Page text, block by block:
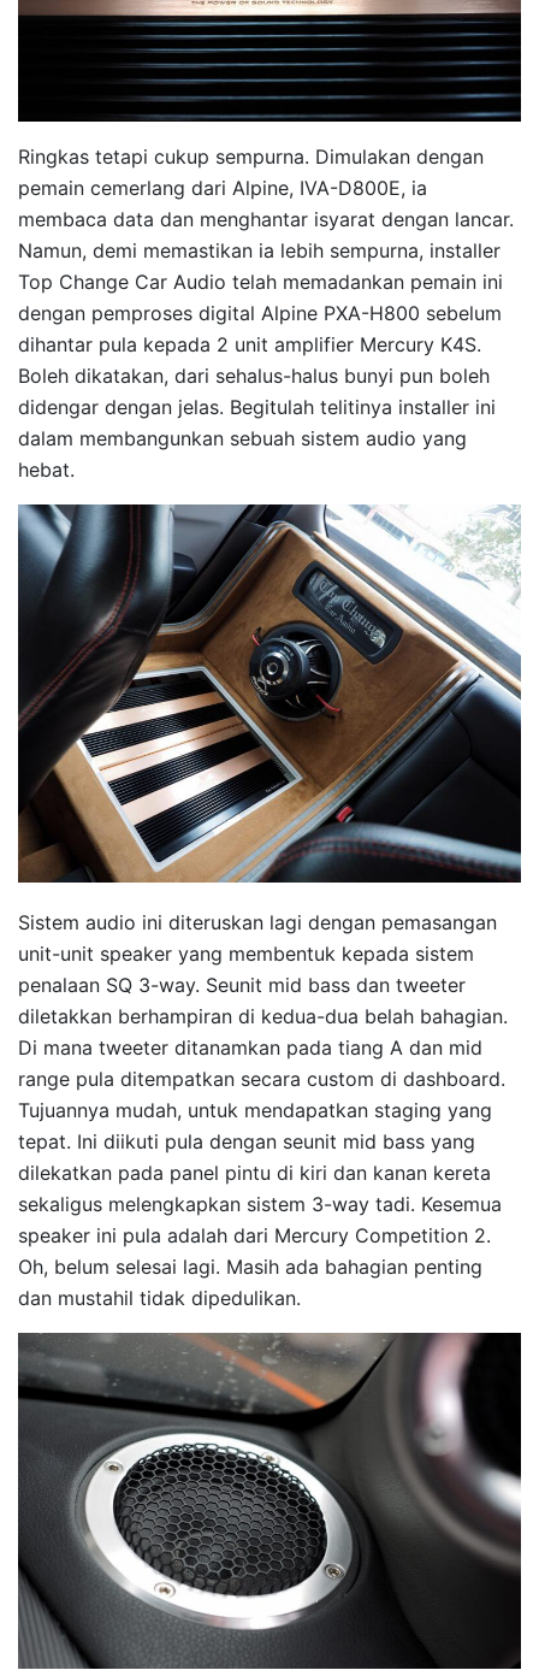
Ringkas tetapi cukup sempurna. Dimulakan dengan
pemain cemerlang dari Alpine, IVA-D800E, ia
membaca data dan menghantar isyarat dengan lancar.
Namun, demi memastikan ia lebih sempurna, installer
Top Change Car Audio telah memadankan pemain ini
dengan pemproses digital Alpine PXA-H800 sebelum
dihantar pula kepada 2 unit amplifier Mercury K4S.
Boleh dikatakan, dari sehalus-halus bunyi pun boleh
didengar dengan jelas. Begitulah telitinya installer ini
dalam membangunkan sebuah sistem audio yang
hebat.
Sistem audio ini diteruskan lagi dengan pemasangan
unit-unit speaker yang membentuk kepada sistem
penalaan SQ 3-way. Seunit mid bass dan tweeter
diletakkan berhampiran di kedua-dua belah bahagian.
Di mana tweeter ditanamkan pada tiang A dan mid
range pula ditempatkan secara custom di dashboard.
Tujuannya mudah, untuk mendapatkan staging yang
tepat. Ini diikuti pula dengan seunit mid bass yang
dilekatkan pada panel pintu di kiri dan kanan kereta
sekaligus melengkapkan sistem 3-way tadi. Kesemua
speaker ini pula adalah dari Mercury Competition 2.
Oh, belum selesai lagi. Masih ada bahagian penting
dan mustahil tidak dipedulikan.